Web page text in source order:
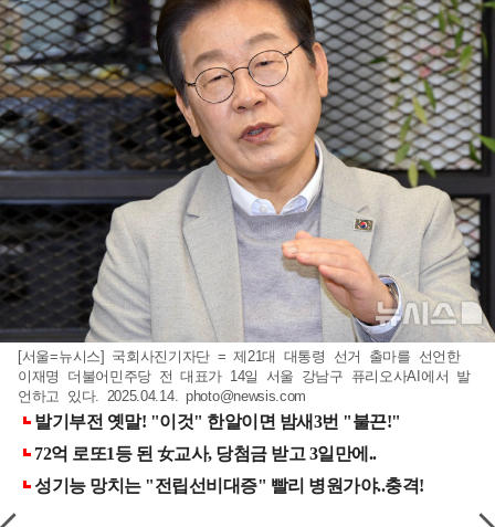
[서울=뉴시스] 국회사진기자단 = 제21대 대통령 선거 출마를 선언한
이재명 더불어민주당 전 대표가 14일 서울 강남구 퓨리오사AI에서 발
언하고 있다. 2025.04.14. photo@newsis.com